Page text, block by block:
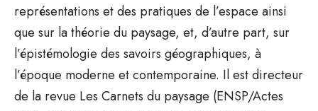
représentations et des pratiques de l’espace ainsi
que sur la théorie du paysage, et, d’autre part, sur
l’épistémologie des savoirs géographiques, à
l’époque moderne et contemporaine. Il est directeur
de la revue Les Carnets du paysage (ENSP/Actes